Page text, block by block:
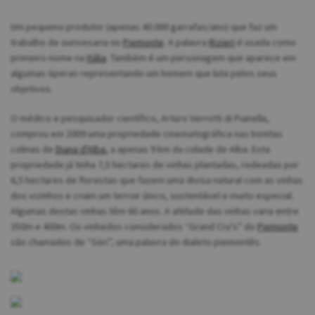
Um pequeno produtor (apenas 40.000 garrafas/ano) que faz um
trabalho de ourivesaria no Piemonte . A palavra Rizieri é usada como
primeiro nome na Itália . Também é um personagem que aparece em
algumas óperas representando um homem que luta pelos seus
objetivos.
O médico e pesquisador científico, Arturo Verrotti di Pianella,
comprou em 2009 uma propriedade cinematográfica nas bonitas
colinas de Diana d'Alba, a apenas 9 km da cidade de Alba. Esta
propriedade já tinha 7,5 hectares de vinhas plantadas, rodeadas por
6,5 hectares de florestas que fazem uma divisa natural com as vinhas
dos vizinhos e criam um terroir único, sustentável e muito especial.
Algumas destas vinhas têm 60 anos. A altitude das vinhas varia entre
350m e 400m. Os vinhedos considerados “Grand Cru's” do Piemonte
são chamados de “Söri”, uma palavra do dialeto piemontês.